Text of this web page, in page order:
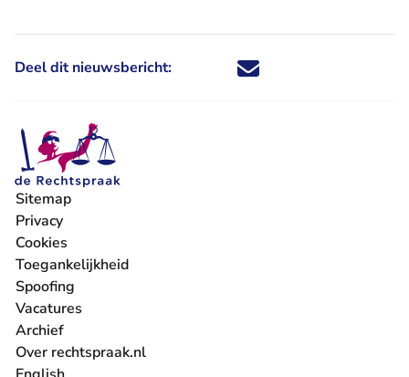
Deel dit nieuwsbericht: Deel dit nieuwsbericht via X -
Deel dit nieuwsbericht via
Deel dit nieuwsbericht
Deel dit
Sitemap
Privacy
Cookies
Toegankelijkheid
Spoofing
Vacatures
- U verlaat Rechtspraak.nl
Archief
Over rechtspraak.nl